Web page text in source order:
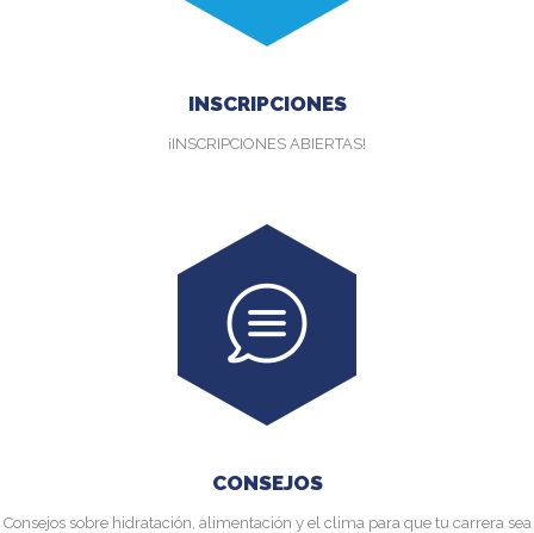
INSCRIPCIONES
¡INSCRIPCIONES ABIERTAS!
CONSEJOS
Consejos sobre hidratación, alimentación y el clima para que tu carrera sea